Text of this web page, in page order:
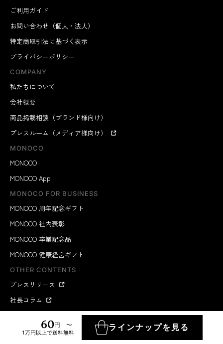
60円 〜
1万円以上で送料無料
ラインナップを見る
ご利用ガイド
お問い合わせ（個人・法人）
特定商取引法に基づく表示
プライバシーポリシー
COMPANY
私たちについて
会社概要
商品掲載相談（ブランド様向け）
プレスルーム（メディア様向け）
MONOCO
MONOCO
MONOCO App
MONOCO FOR BUSINESS
MONOCO 周年記念ギフト
MONOCO 社内表彰
MONOCO 卒業記念品
MONOCO 健康経営ギフト
OTHER CONTENTS
プレスリリース
社長コラム
優待プログラム（LMP）